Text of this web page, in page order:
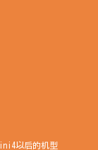
以后的机型